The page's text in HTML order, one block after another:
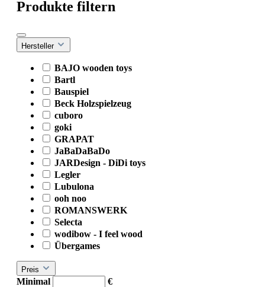
Produkte filtern
Hersteller
BAJO wooden toys
Bartl
Bauspiel
Beck Holzspielzeug
cuboro
goki
GRAPAT
JaBaDaBaDo
JARDesign - DiDi toys
Legler
Lubulona
ooh noo
ROMANSWERK
Selecta
wodibow - I feel wood
Übergames
Preis
Minimal
€